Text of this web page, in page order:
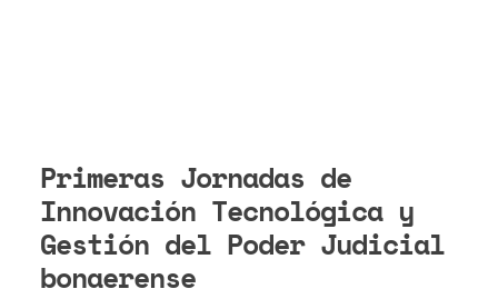
Primeras Jornadas de
Innovación Tecnológica y
Gestión del Poder Judicial
bonaerense